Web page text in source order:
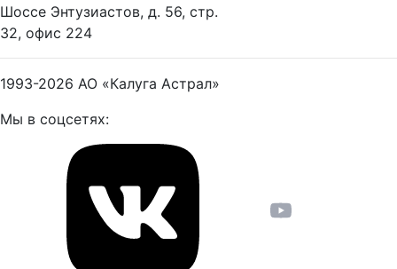
Шоссе Энтузиастов, д. 56, стр.
32, офис 224
1993-2026 АО «Калуга Астрал»
Мы в соцсетях: